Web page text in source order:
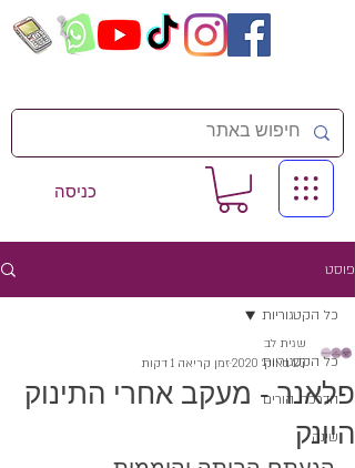
כניסה
פוסט
כל הקטגוריות
הדרכת הורים
שינה
כל הקטגוריות
פלאנר - מעקב אחרי התינוק
היונק
שגית לב
20 באוק׳ 2020
זמן קריאה 1 דקות